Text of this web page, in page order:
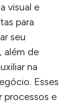
visual e
para
seu
além de
na
Esses
processos e